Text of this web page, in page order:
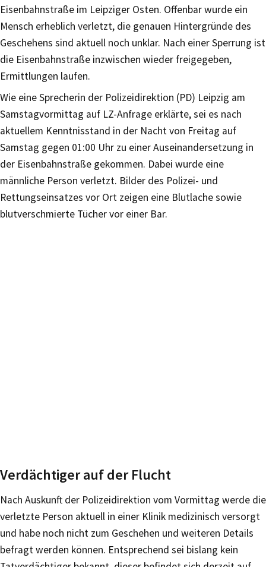
Eisenbahnstraße im Leipziger Osten. Offenbar wurde ein
Mensch erheblich verletzt, die genauen Hintergründe des
Geschehens sind aktuell noch unklar. Nach einer Sperrung ist
die Eisenbahnstraße inzwischen wieder freigegeben,
Ermittlungen laufen.
Wie eine Sprecherin der Polizeidirektion (PD) Leipzig am
Samstagvormittag auf LZ-Anfrage erklärte, sei es nach
aktuellem Kenntnisstand in der Nacht von Freitag auf
Samstag gegen 01:00 Uhr zu einer Auseinandersetzung in
der Eisenbahnstraße gekommen. Dabei wurde eine
männliche Person verletzt. Bilder des Polizei- und
Rettungseinsatzes vor Ort zeigen eine Blutlache sowie
blutverschmierte Tücher vor einer Bar.
Verdächtiger auf der Flucht
Nach Auskunft der Polizeidirektion vom Vormittag werde die
verletzte Person aktuell in einer Klinik medizinisch versorgt
und habe noch nicht zum Geschehen und weiteren Details
befragt werden können. Entsprechend sei bislang kein